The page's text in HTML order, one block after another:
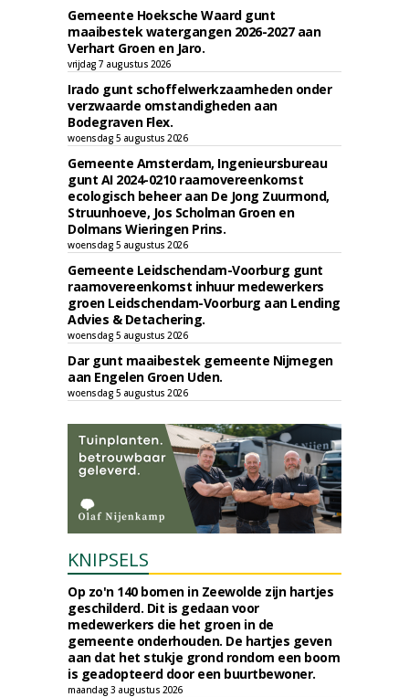
Gemeente Hoeksche Waard gunt
maaibestek watergangen 2026-2027 aan
Verhart Groen en Jaro.
vrijdag 7 augustus 2026
Irado gunt schoffelwerkzaamheden onder
verzwaarde omstandigheden aan
Bodegraven Flex.
woensdag 5 augustus 2026
Gemeente Amsterdam, Ingenieursbureau
gunt AI 2024-0210 raamovereenkomst
ecologisch beheer aan De Jong Zuurmond,
Struunhoeve, Jos Scholman Groen en
Dolmans Wieringen Prins.
woensdag 5 augustus 2026
Gemeente Leidschendam-Voorburg gunt
raamovereenkomst inhuur medewerkers
groen Leidschendam-Voorburg aan Lending
Advies & Detachering.
woensdag 5 augustus 2026
Dar gunt maaibestek gemeente Nijmegen
aan Engelen Groen Uden.
woensdag 5 augustus 2026
KNIPSELS
Op zo'n 140 bomen in Zeewolde zijn hartjes
geschilderd. Dit is gedaan voor
medewerkers die het groen in de
gemeente onderhouden. De hartjes geven
aan dat het stukje grond rondom een boom
is geadopteerd door een buurtbewoner.
maandag 3 augustus 2026